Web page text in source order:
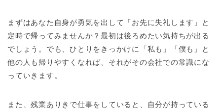
まずはあなた自身が勇気を出して「お先に失礼します」と
定時で帰ってみませんか？最初は後ろめたい気持ちが出る
でしょう。でも、ひとりをきっかけに「私も」「僕も」と
他の人も帰りやすくなれば、それがその会社での常識にな
っていきます。
また、残業ありきで仕事をしていると、自分が持っている